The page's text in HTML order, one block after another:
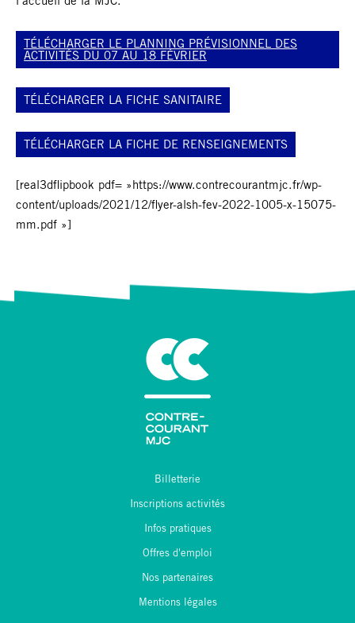
TÉLÉCHARGER LE PLANNING PRÉVISIONNEL DES
ACTIVITÉS DU 07 AU 18 FÉVRIER
TÉLÉCHARGER LA FICHE SANITAIRE
TÉLÉCHARGER LA FICHE DE RENSEIGNEMENTS
[real3dflipbook pdf= »https://www.contrecourantmjc.fr/wp-
content/uploads/2021/12/flyer-alsh-fev-2022-1005-x-15075-
mm.pdf »]
Billetterie
Inscriptions activités
Infos pratiques
Offres d'emploi
Nos partenaires
Mentions légales